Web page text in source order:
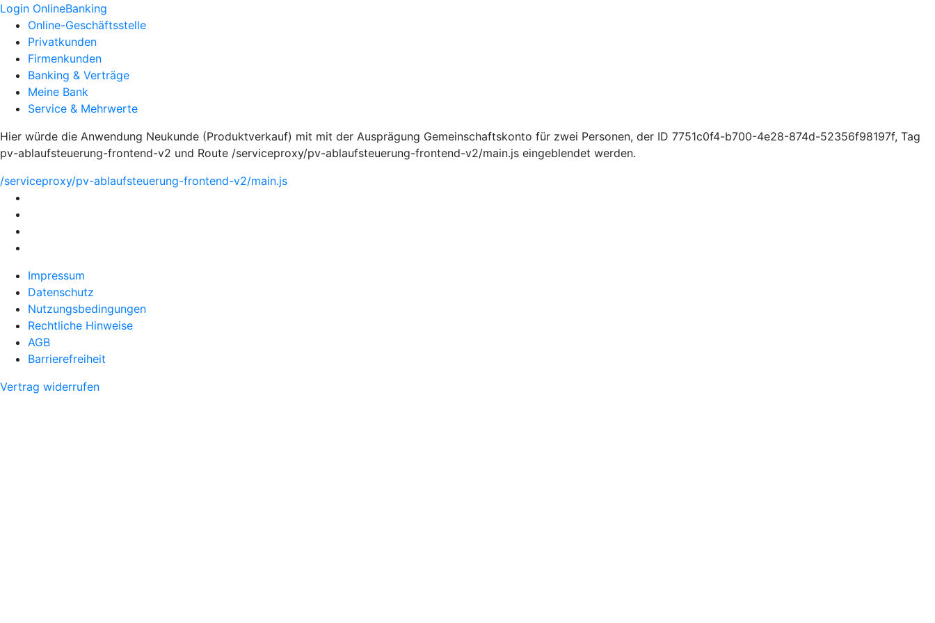
Login OnlineBanking
Online-Geschäftsstelle
Privatkunden
Firmenkunden
Banking & Verträge
Meine Bank
Service & Mehrwerte
Hier würde die Anwendung Neukunde (Produktverkauf) mit mit der Ausprägung Gemeinschaftskonto für zwei Personen, der ID 7751c0f4-b700-4e28-874d-52356f98197f, Tag
pv-ablaufsteuerung-frontend-v2 und Route /serviceproxy/pv-ablaufsteuerung-frontend-v2/main.js eingeblendet werden.
/serviceproxy/pv-ablaufsteuerung-frontend-v2/main.js
Impressum
Datenschutz
Nutzungsbedingungen
Rechtliche Hinweise
AGB
Barrierefreiheit
Vertrag widerrufen